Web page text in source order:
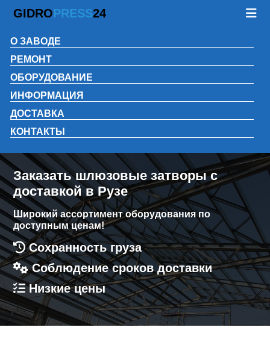
GIDROPRESS24
О ЗАВОДЕ
РЕМОНТ
ОБОРУДОВАНИЕ
ИНФОРМАЦИЯ
ДОСТАВКА
КОНТАКТЫ
Заказать шлюзовые затворы с
доставкой в Рузе
Широкий ассортимент оборудования по
доступным ценам!
Сохранность груза
Соблюдение сроков доставки
Низкие цены